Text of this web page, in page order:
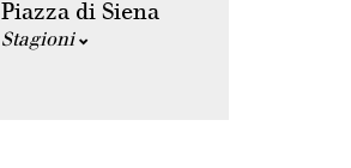
Piazza di Siena
Stagioni